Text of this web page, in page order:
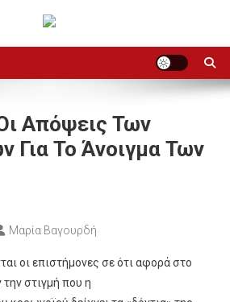
Απόψεις Των
Για Το Άνοιγμα Των
Μαρία Βαγουρδή
οι επιστήμονες σε ότι αφορά στο
στιγμή που η